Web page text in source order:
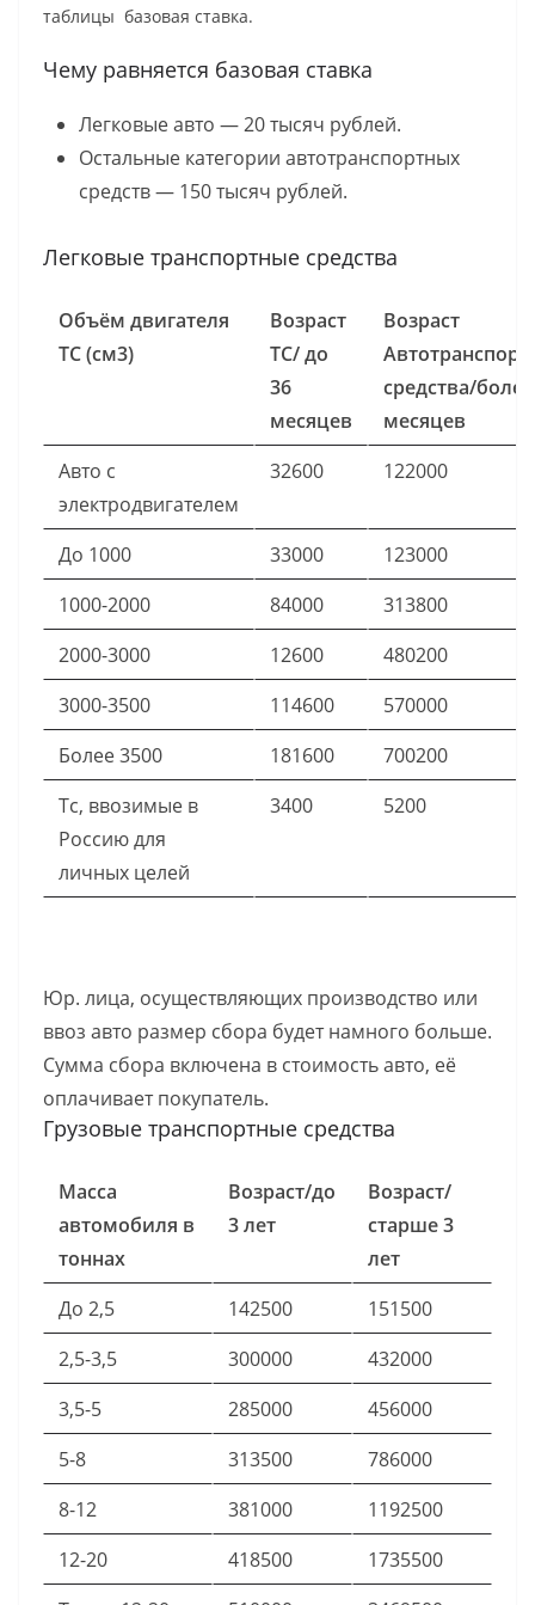
таблицы базовая ставка.
Чему равняется базовая ставка
Легковые авто — 20 тысяч рублей.
Остальные категории автотранспортных
средств — 150 тысяч рублей.
Легковые транспортные средства
Объём двигателя
ТС (см3)
Возраст
ТС/ до
36
месяцев
Возраст
средства/
месяцев
Авто с
электродвигателем
32600 122000
До 1000 33000
123000
1000-2000
84000
313800
2000-3000
12600
480200
3000-3500
114600
570000
Более 3500
181600
700200
Тс, ввозимые в
Россию для
личных целей
3400 5200
Юр. лица, осуществляющих производство или
ввоз авто размер сбора будет намного больше.
Сумма сбора включена в стоимость авто, её
оплачивает покупатель.
Грузовые транспортные средства
Масса
автомобиля в
тоннах
Возраст/до
3 лет
Возраст/
старше 3
лет
До 2,5
142500
151500
2,5-3,5
300000
432000
3,5-5
285000
456000
5-8
313500
786000
8-12
381000
1192500
12-20
418500
1735500